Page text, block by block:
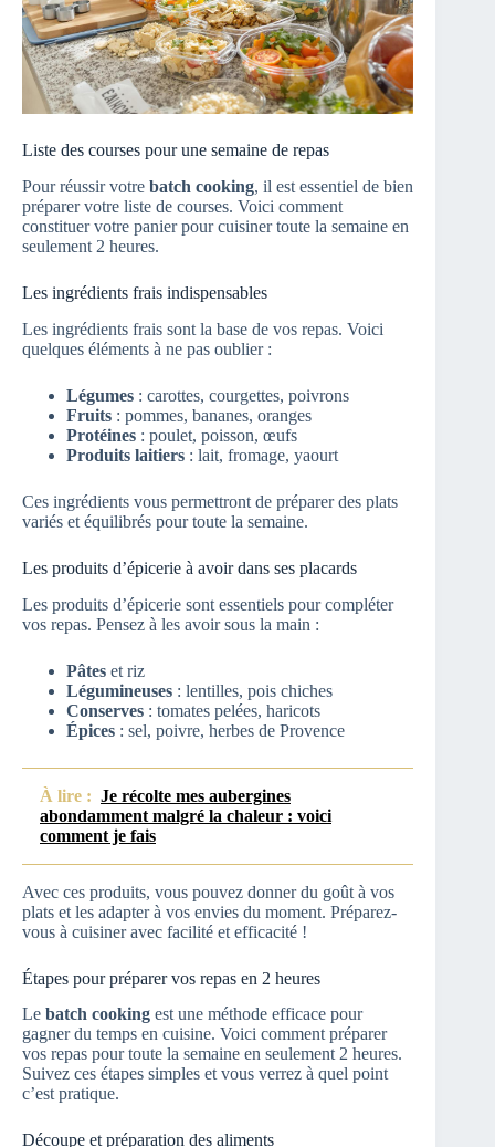
Liste des courses pour une semaine de repas
Pour réussir votre batch cooking, il est essentiel de bien
préparer votre liste de courses. Voici comment
constituer votre panier pour cuisiner toute la semaine en
seulement 2 heures.
Les ingrédients frais indispensables
Les ingrédients frais sont la base de vos repas. Voici
quelques éléments à ne pas oublier :
Légumes : carottes, courgettes, poivrons
Fruits : pommes, bananes, oranges
Protéines : poulet, poisson, œufs
Produits laitiers : lait, fromage, yaourt
Ces ingrédients vous permettront de préparer des plats
variés et équilibrés pour toute la semaine.
Les produits d’épicerie à avoir dans ses placards
Les produits d’épicerie sont essentiels pour compléter
vos repas. Pensez à les avoir sous la main :
Pâtes et riz
Légumineuses : lentilles, pois chiches
Conserves : tomates pelées, haricots
Épices : sel, poivre, herbes de Provence
À lire : Je récolte mes aubergines
abondamment malgré la chaleur : voici
comment je fais
Avec ces produits, vous pouvez donner du goût à vos
plats et les adapter à vos envies du moment. Préparez-
vous à cuisiner avec facilité et efficacité !
Étapes pour préparer vos repas en 2 heures
Le batch cooking est une méthode efficace pour
gagner du temps en cuisine. Voici comment préparer
vos repas pour toute la semaine en seulement 2 heures.
Suivez ces étapes simples et vous verrez à quel point
c’est pratique.
Découpe et préparation des aliments